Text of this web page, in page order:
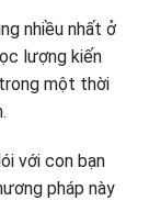
nhiều nhất ở
lượng kiến
một thời
với con bạn
pháp này